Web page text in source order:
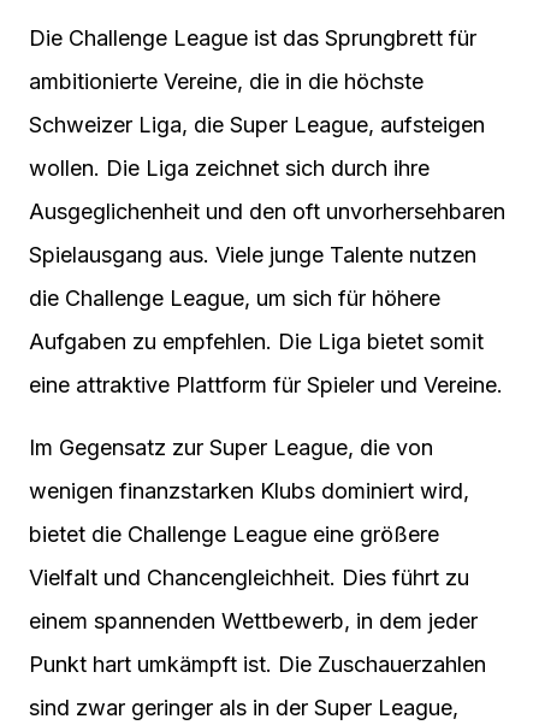
Die Challenge League ist das Sprungbrett für
ambitionierte Vereine, die in die höchste
Schweizer Liga, die Super League, aufsteigen
wollen. Die Liga zeichnet sich durch ihre
Ausgeglichenheit und den oft unvorhersehbaren
Spielausgang aus. Viele junge Talente nutzen
die Challenge League, um sich für höhere
Aufgaben zu empfehlen. Die Liga bietet somit
eine attraktive Plattform für Spieler und Vereine.
Im Gegensatz zur Super League, die von
wenigen finanzstarken Klubs dominiert wird,
bietet die Challenge League eine größere
Vielfalt und Chancengleichheit. Dies führt zu
einem spannenden Wettbewerb, in dem jeder
Punkt hart umkämpft ist. Die Zuschauerzahlen
sind zwar geringer als in der Super League,